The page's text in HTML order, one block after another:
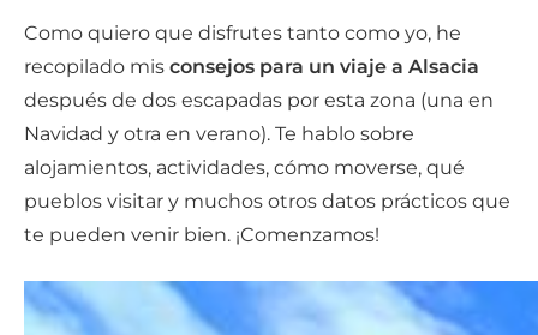
Como quiero que disfrutes tanto como yo, he
recopilado mis consejos para un viaje a Alsacia
después de dos escapadas por esta zona (una en
Navidad y otra en verano). Te hablo sobre
alojamientos, actividades, cómo moverse, qué
pueblos visitar y muchos otros datos prácticos que
te pueden venir bien. ¡Comenzamos!